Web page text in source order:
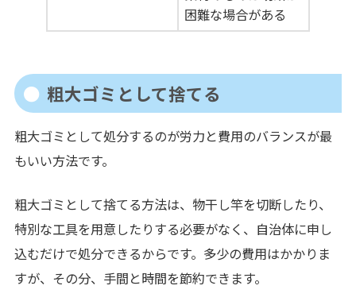
困難な場合がある
粗大ゴミとして捨てる
粗大ゴミとして処分するのが労力と費用のバランスが最
もいい方法です。
粗大ゴミとして捨てる方法は、物干し竿を切断したり、
特別な工具を用意したりする必要がなく、自治体に申し
込むだけで処分できるからです。多少の費用はかかりま
すが、その分、手間と時間を節約できます。